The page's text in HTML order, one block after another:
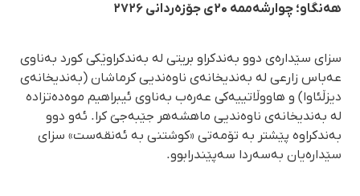
هەنگاو؛ چوارشەممە ۲۰ی جۆزەردانی ۲۷۲۶
سزای سێدارەی دوو بەندکراو بریتی لە بەندکراوێکی کورد بەناوی
عەباس زارعی لە بەندیخانەی ناوەندیی کرماشان (بەندیخانەی
دیزڵئاوا) و هاووڵاتییەکی عەرەب بەناوی ئیبراهیم موەدەتزادە
لە بەندیخانەی ناوەندیی ماهشەهر جێبەجێ کرا. ئەو دوو
بەندکراوە پێشتر بە تۆمەتی «کوشتنی بە ئەنقەست» سزای
سێدارەیان بەسەردا سەپێندرابوو.